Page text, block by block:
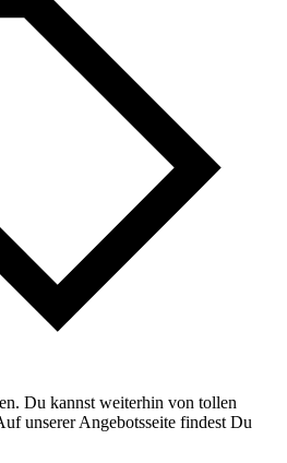
Du kannst weiterhin von tollen
unserer Angebotsseite findest Du